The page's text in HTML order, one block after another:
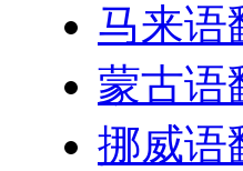
马来语
蒙古语
挪威语